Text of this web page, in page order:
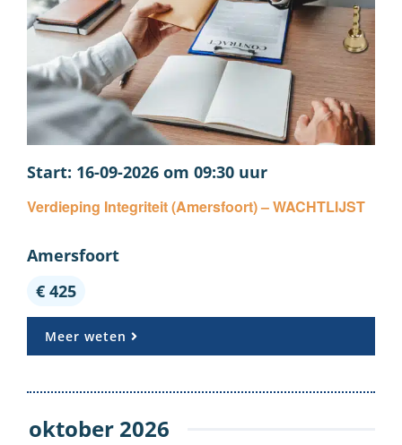
16-09-2026 om 09:30
Verdieping Integriteit (Amersfoort) – WACHTLIJST
Amersfoort
€ 425
Meer weten
oktober 2026